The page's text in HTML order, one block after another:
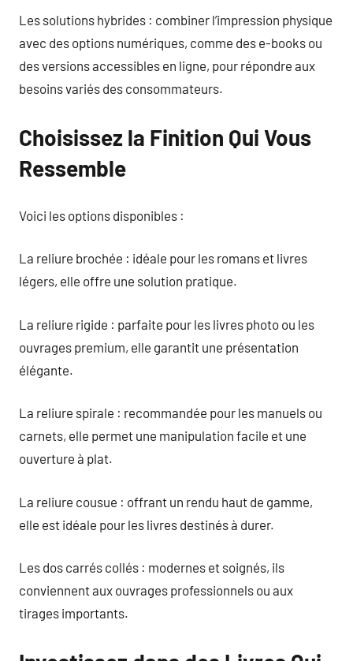
Les solutions hybrides : combiner l’impression physique
avec des options numériques, comme des e-books ou
des versions accessibles en ligne, pour répondre aux
besoins variés des consommateurs.
Choisissez la Finition Qui Vous
Ressemble
Voici les options disponibles :
La reliure brochée : idéale pour les romans et livres
légers, elle offre une solution pratique.
La reliure rigide : parfaite pour les livres photo ou les
ouvrages premium, elle garantit une présentation
élégante.
La reliure spirale : recommandée pour les manuels ou
carnets, elle permet une manipulation facile et une
ouverture à plat.
La reliure cousue : offrant un rendu haut de gamme,
elle est idéale pour les livres destinés à durer.
Les dos carrés collés : modernes et soignés, ils
conviennent aux ouvrages professionnels ou aux
tirages importants.